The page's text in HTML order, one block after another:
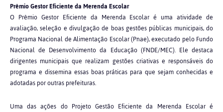
Prêmio Gestor Eficiente da Merenda Escolar
O Prêmio Gestor Eficiente da Merenda Escolar é uma atividade de
avaliação, seleção e divulgação de boas gestões públicas municipais, do
Programa Nacional de Alimentação Escolar (Pnae), executado pelo Fundo
Nacional de Desenvolvimento da Educação (FNDE/MEC). Ele destaca
dirigentes municipais que realizam gestões criativas e responsáveis do
programa e dissemina essas boas práticas para que sejam conhecidas e
adotadas por outras prefeituras.
Uma das ações do Projeto Gestão Eficiente da Merenda Escolar é